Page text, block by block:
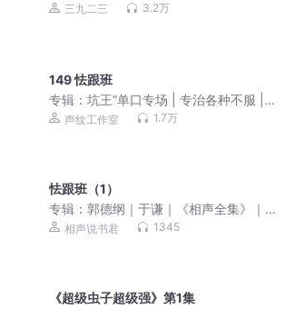
三九二三 3.2万
149 怯跟班
专辑：坑王”单口专场 | 专治各种不服 |
爆笑相声
声纹工作室 1.7万
怯跟班（1）
专辑：郭德纲｜于谦｜《相声全集》｜
传统经典
相声说书君 1345
《超级虫子超级强》第1集